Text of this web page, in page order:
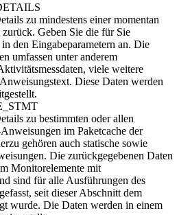
zu mindestens einer momentan
Geben Sie die für Sie
den Eingabeparametern an. Die
umfassen unter anderem
viele weitere
Diese Daten werden
zu bestimmten oder allen
im Paketcache der
gehören auch statische sowie
Die zurückgegebenen Daten
Monitorelemente mit
sind für alle Ausführungen des
seit dieser Abschnitt dem
wurde. Die Daten werden in einem